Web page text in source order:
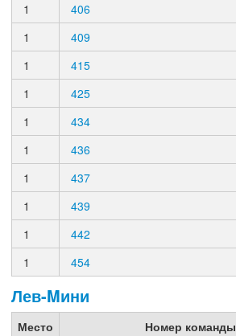
1
406
1
409
1
415
1
425
1
434
1
436
1
437
1
439
1
442
1
454
Лев-Mини
Место Номер команды